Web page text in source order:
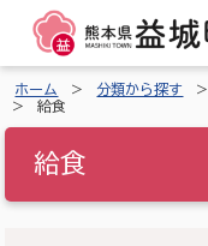
ホーム 分類から探す
給食
給食